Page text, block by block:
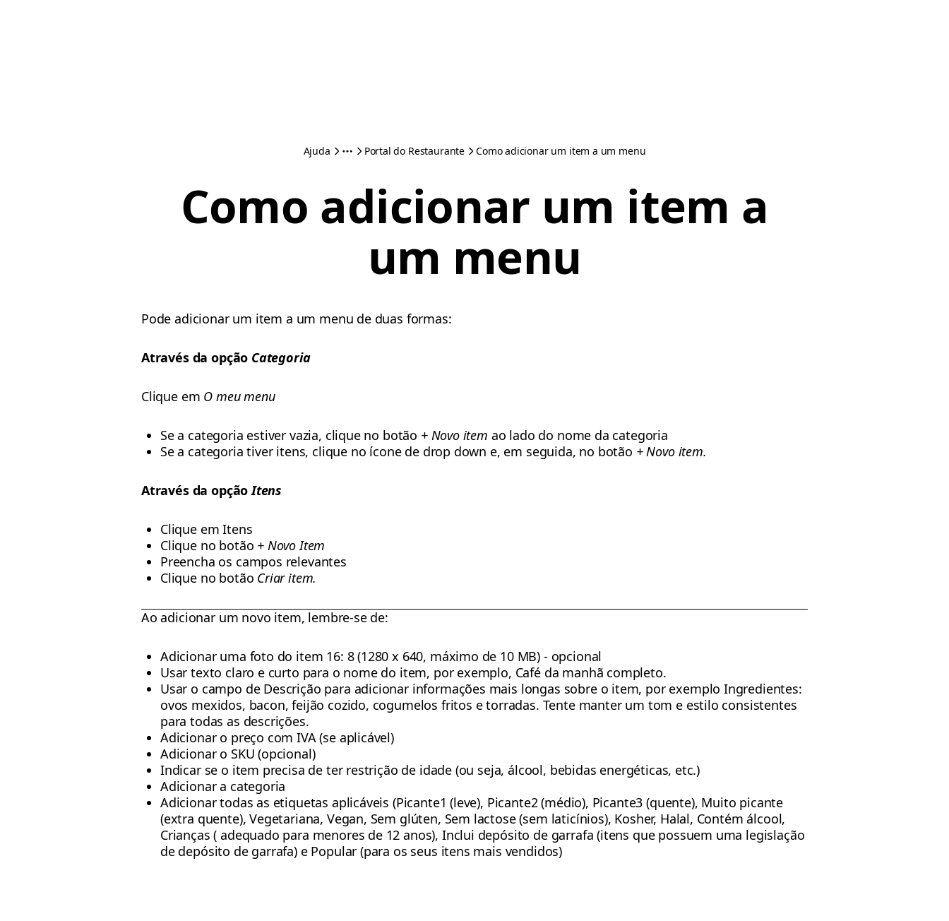
Ajuda Portal do Restaurante Como adicionar um item a um menu
Como adicionar um item a
um menu
Pode adicionar um item a um menu de duas formas:
Através da opção Categoria
Clique em O meu menu
Se a categoria estiver vazia, clique no botão + Novo item ao lado do nome da categoria
Se a categoria tiver itens, clique no ícone de drop down e, em seguida, no botão + Novo item.
Através da opção Itens
Clique em Itens
Clique no botão + Novo Item
Preencha os campos relevantes
Clique no botão Criar item.
Ao adicionar um novo item, lembre-se de:
Adicionar uma foto do item 16: 8 (1280 x 640, máximo de 10 MB) - opcional
Usar texto claro e curto para o nome do item, por exemplo, Café da manhã completo.
Usar o campo de Descrição para adicionar informações mais longas sobre o item, por exemplo Ingredientes:
ovos mexidos, bacon, feijão cozido, cogumelos fritos e torradas. Tente manter um tom e estilo consistentes
para todas as descrições.
Adicionar o preço com IVA (se aplicável)
Adicionar o SKU (opcional)
Indicar se o item precisa de ter restrição de idade (ou seja, álcool, bebidas energéticas, etc.)
Adicionar a categoria
Adicionar todas as etiquetas aplicáveis ​​(Picante1 (leve), Picante2 (médio), Picante3 (quente), Muito picante
(extra quente), Vegetariana, Vegan, Sem glúten, Sem lactose (sem laticínios), Kosher, Halal, Contém álcool,
Crianças ( adequado para menores de 12 anos), Inclui depósito de garrafa (itens que possuem uma legislação
de depósito de garrafa) e Popular (para os seus itens mais vendidos)